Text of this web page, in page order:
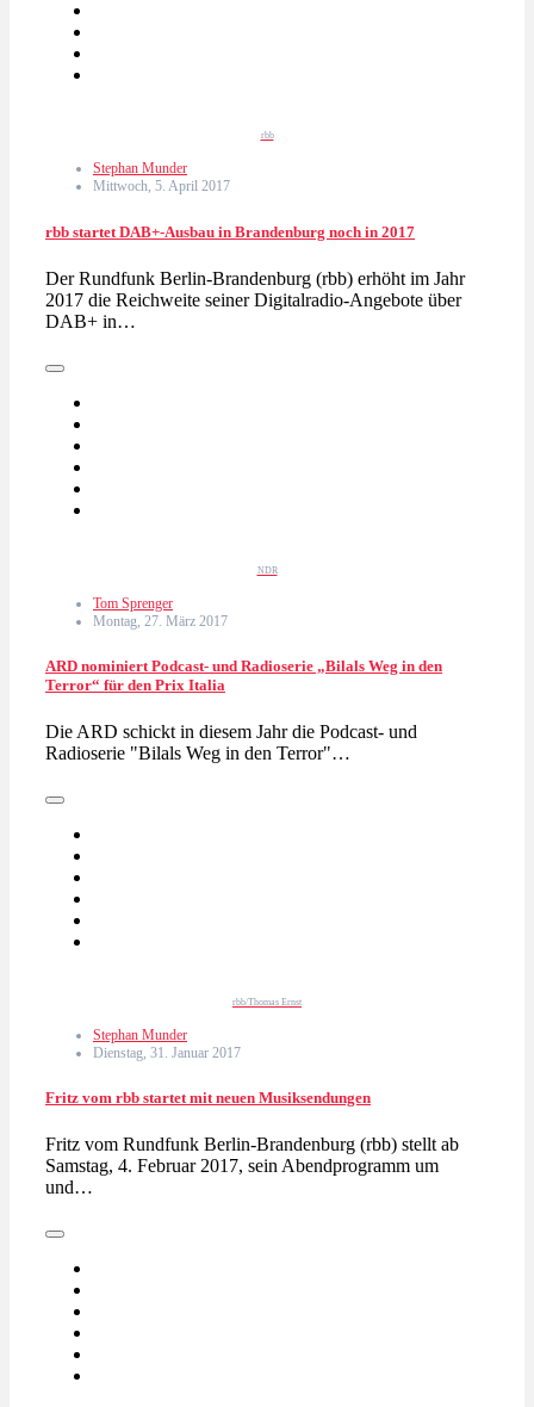
rbb
Stephan Munder
Mittwoch, 5. April 2017
rbb startet DAB+-Ausbau in Brandenburg noch in 2017
Der Rundfunk Berlin-Brandenburg (rbb) erhöht im Jahr
2017 die Reichweite seiner Digitalradio-Angebote über
DAB+ in…
NDR
Tom Sprenger
Montag, 27. März 2017
ARD nominiert Podcast- und Radioserie „Bilals Weg in den
Terror“ für den Prix Italia
Die ARD schickt in diesem Jahr die Podcast- und
Radioserie "Bilals Weg in den Terror"…
rbb/Thomas Ernst
Stephan Munder
Dienstag, 31. Januar 2017
Fritz vom rbb startet mit neuen Musiksendungen
Fritz vom Rundfunk Berlin-Brandenburg (rbb) stellt ab
Samstag, 4. Februar 2017, sein Abendprogramm um
und…